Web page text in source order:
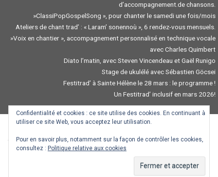
d’accompagnement.de chansons.
»ClassiPopGospelSong », pour chanter le samedi une fois/mois
Ateliers de chant trad’ : « Laram’ sonennoù », 6 rendez-vous mensuels.
»Voix en chantier », accompagnement personnalisé en technique vocale
avec Charles Quimbert
Diato l’matin, avec Steven Vincendeau et Gaël Runigo
Stage de ukulélé avec Sébastien Göcsei
Festitrad’ à Sainte Hélène le 28 mars : le programme !
Un Festitrad’ inclusif en mars 2026!
Traduction / Troidigezh : Gwendal Mevel, Mazhew Coviaux, Goulven Dauneau,
Ronan Pinc .Mallory Pogam
Confidentialité et cookies : ce site utilise des cookies. En continuant à
utiliser ce site Web, vous acceptez leur utilisation.
Pour en savoir plus, notamment sur la façon de contrôler les cookies,
consultez : Politique relative aux cookies